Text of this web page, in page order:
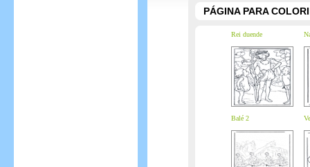
PÁGINA PARA
Rei duende
Balé 2